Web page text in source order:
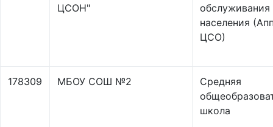
ЦСОН"
населения
ЦСО)
178309 МБОУ СОШ №2
Средняя
школа